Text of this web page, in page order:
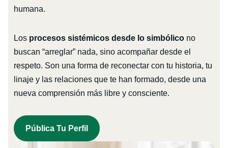
humana.
Los procesos sistémicos desde lo simbólicono
buscan “arreglar” nada, sino acompañar desde el
respeto. Son una forma de reconectar con tu historia, tu
linaje y las relaciones que te han formado, desde una
nueva comprensión más libre y consciente.
Pública Tu Perfil